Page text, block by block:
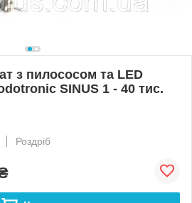
з пилососом та LED
SINUS 1 - 40 тис.
Роздріб